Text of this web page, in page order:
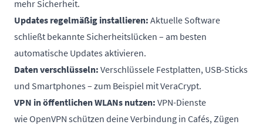
mehr Sicherheit.
Updates regelmäßig installieren: Aktuelle Software
schließt bekannte Sicherheitslücken – am besten
automatische Updates aktivieren.
Daten verschlüsseln: Verschlüssele Festplatten, USB-Sticks
und Smartphones – zum Beispiel mit VeraCrypt.
VPN in öffentlichen WLANs nutzen: VPN-Dienste
wie OpenVPN schützen deine Verbindung in Cafés, Zügen